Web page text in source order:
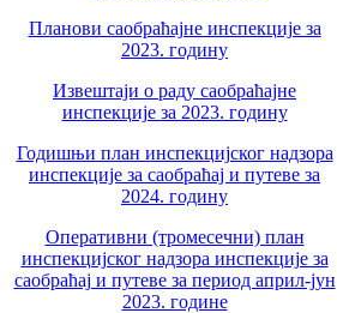
Планови саобраћајне инспекције за
2023. годину
Извештаји о раду саобраћајне
инспекције за 2023. годину
Годишњи план инспекцијског надзора
инспекције за саобраћај и путеве за
2024. годину
Оперативни (тромесечни) план
инспекцијског надзора инспекције за
саобраћај и путеве за период април-јун
2023. године